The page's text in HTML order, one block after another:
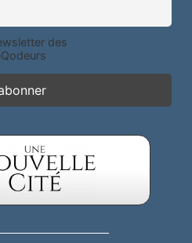
des